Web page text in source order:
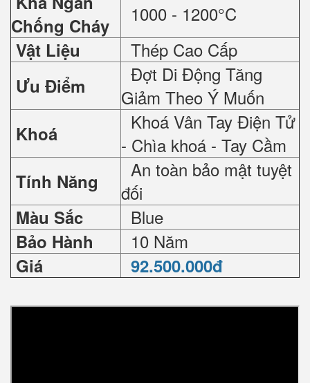
Chống Cháy
1000 - 1200°C
Vật Liệu Thép Cao Cấp
Ưu Điểm
Đợt Di Động Tăng
Giảm Theo Ý Muốn
Khoá
Khoá Vân Tay Điện Tử
- Chìa khoá - Tay Cầm
Tính Năng
An toàn bảo mật tuyệt
đối
Màu Sắc Blue
Bảo Hành 10 Năm
Giá 92.500.000đ